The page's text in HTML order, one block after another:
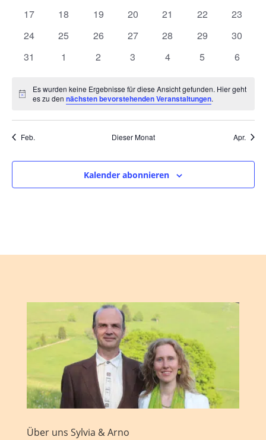
0
17
0
18
0
19
0
20
0
21
0
22
0
23
0
24
0
25
0
26
0
27
0
28
0
29
0
30
0
31
0
1
0
2
0
3
0
4
0
5
0
6
Hinweis
Es wurden keine Ergebnisse für diese Ansicht gefunden. Hier geht
es zu dennächsten bevorstehenden Veranstaltungen.
Feb. Dieser Monat Apr.
Kalender abonnieren
Über uns Sylvia & Arno